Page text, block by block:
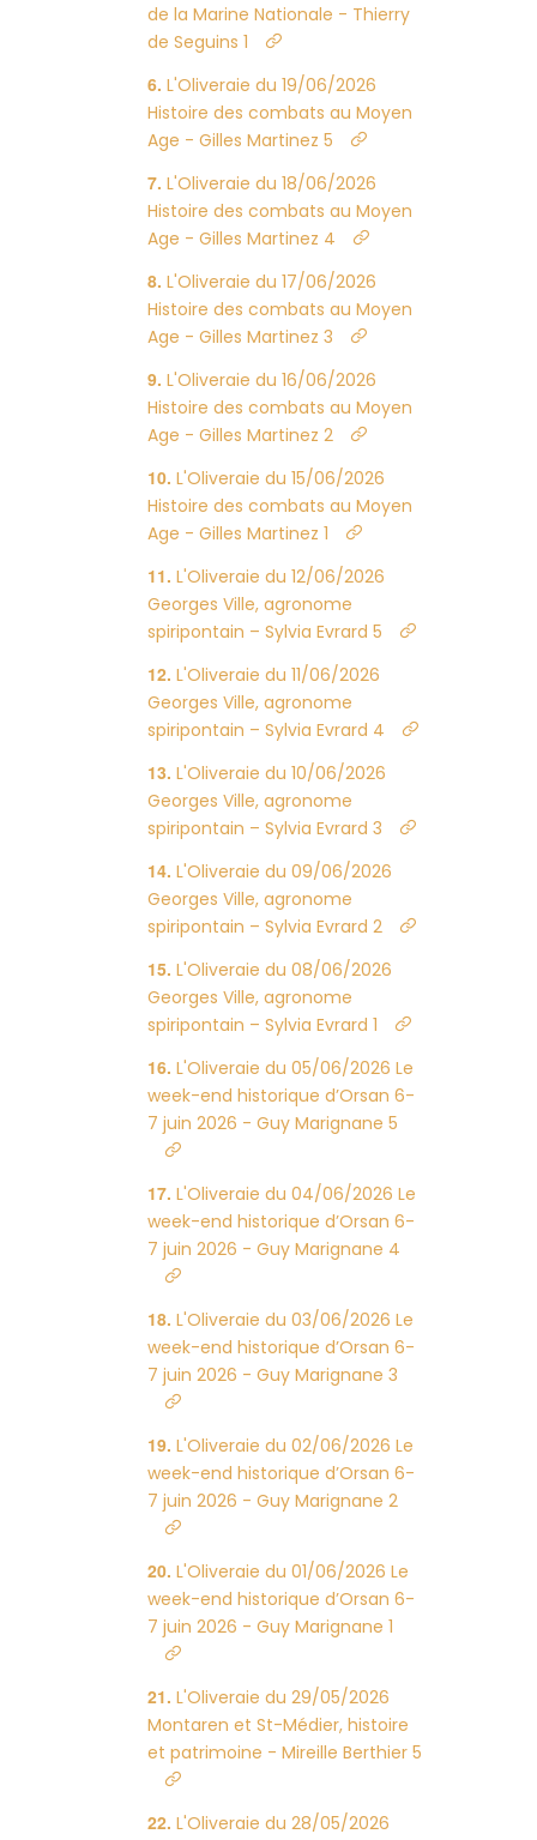
de la Marine Nationale - Thierry
de Seguins 1
L'Oliveraie du 19/06/2026
Histoire des combats au Moyen
Age - Gilles Martinez 5
L'Oliveraie du 18/06/2026
Histoire des combats au Moyen
Age - Gilles Martinez 4
L'Oliveraie du 17/06/2026
Histoire des combats au Moyen
Age - Gilles Martinez 3
L'Oliveraie du 16/06/2026
Histoire des combats au Moyen
Age - Gilles Martinez 2
L'Oliveraie du 15/06/2026
Histoire des combats au Moyen
Age - Gilles Martinez 1
L'Oliveraie du 12/06/2026
Georges Ville, agronome
spiripontain – Sylvia Evrard 5
L'Oliveraie du 11/06/2026
Georges Ville, agronome
spiripontain – Sylvia Evrard 4
L'Oliveraie du 10/06/2026
Georges Ville, agronome
spiripontain – Sylvia Evrard 3
L'Oliveraie du 09/06/2026
Georges Ville, agronome
spiripontain – Sylvia Evrard 2
L'Oliveraie du 08/06/2026
Georges Ville, agronome
spiripontain – Sylvia Evrard 1
L'Oliveraie du 05/06/2026 Le
week-end historique d’Orsan 6-
7 juin 2026 - Guy Marignane 5
L'Oliveraie du 04/06/2026 Le
week-end historique d’Orsan 6-
7 juin 2026 - Guy Marignane 4
L'Oliveraie du 03/06/2026 Le
week-end historique d’Orsan 6-
7 juin 2026 - Guy Marignane 3
L'Oliveraie du 02/06/2026 Le
week-end historique d’Orsan 6-
7 juin 2026 - Guy Marignane 2
L'Oliveraie du 01/06/2026 Le
week-end historique d’Orsan 6-
7 juin 2026 - Guy Marignane 1
L'Oliveraie du 29/05/2026
Montaren et St-Médier, histoire
et patrimoine - Mireille Berthier 5
L'Oliveraie du 28/05/2026